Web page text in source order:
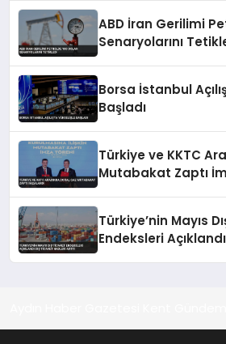
ABD İran Gerilimi
Senaryolarını
Borsa İstanbul
Başladı
Türkiye ve KKTC
Mutabakat Zaptı
Türkiye’nin Mayıs
Endeksleri